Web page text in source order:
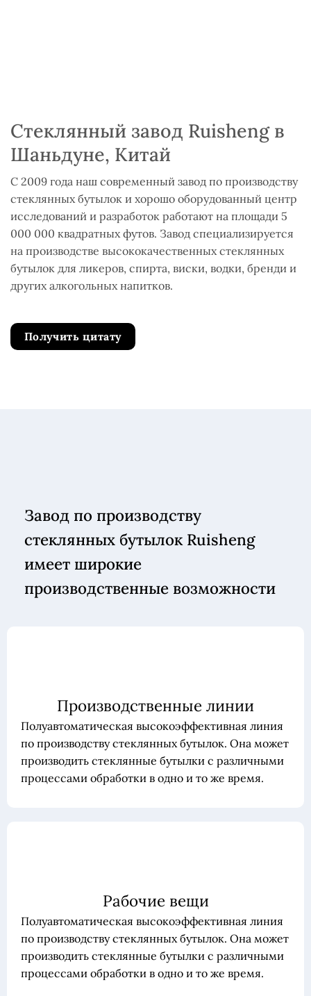
Стеклянный завод Ruisheng в
Шаньдуне, Китай
С 2009 года наш современный завод по производству
стеклянных бутылок и хорошо оборудованный центр
исследований и разработок работают на площади 5
000 000 квадратных футов. Завод специализируется
на производстве высококачественных стеклянных
бутылок для ликеров, спирта, виски, водки, бренди и
других алкогольных напитков.
Получить цитату
Завод по производству
стеклянных бутылок Ruisheng
имеет широкие
производственные возможности
Производственные линии
Полуавтоматическая высокоэффективная линия
по производству стеклянных бутылок. Она может
производить стеклянные бутылки с различными
процессами обработки в одно и то же время.
Рабочие вещи
Полуавтоматическая высокоэффективная линия
по производству стеклянных бутылок. Она может
производить стеклянные бутылки с различными
процессами обработки в одно и то же время.